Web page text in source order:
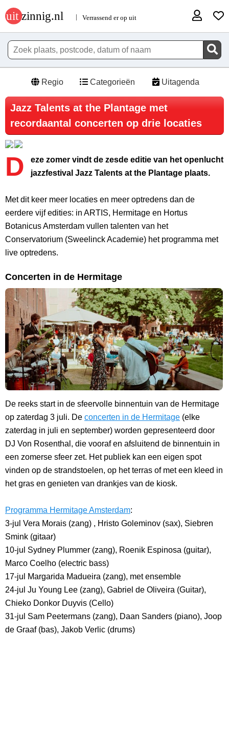
Regio Categorieën Uitagenda
Jazz Talents at the Plantage met
recordaantal concerten op drie locaties
D
eze zomer vindt de zesde editie van het openlucht
jazzfestival Jazz Talents at the Plantage plaats.
Met dit keer meer locaties en meer optredens dan de
eerdere vijf edities: in ARTIS, Hermitage en Hortus
Botanicus Amsterdam vullen talenten van het
Conservatorium (Sweelinck Academie) het programma met
live optredens.
Concerten in de Hermitage
De reeks start in de sfeervolle binnentuin van de Hermitage
op zaterdag 3 juli. De concerten in de Hermitage (elke
zaterdag in juli en september) worden gepresenteerd door
DJ Von Rosenthal, die vooraf en afsluitend de binnentuin in
een zomerse sfeer zet. Het publiek kan een eigen spot
vinden op de strandstoelen, op het terras of met een kleed in
het gras en genieten van drankjes van de kiosk.
Programma Hermitage Amsterdam:
3-jul Vera Morais (zang) , Hristo Goleminov (sax), Siebren
Smink (gitaar)
10-jul Sydney Plummer (zang), Roenik Espinosa (guitar),
Marco Coelho (electric bass)
17-jul Margarida Madueira (zang), met ensemble
24-jul Ju Young Lee (zang), Gabriel de Oliveira (Guitar),
Chieko Donkor Duyvis (Cello)
31-jul Sam Peetermans (zang), Daan Sanders (piano), Joop
de Graaf (bas), Jakob Verlic (drums)